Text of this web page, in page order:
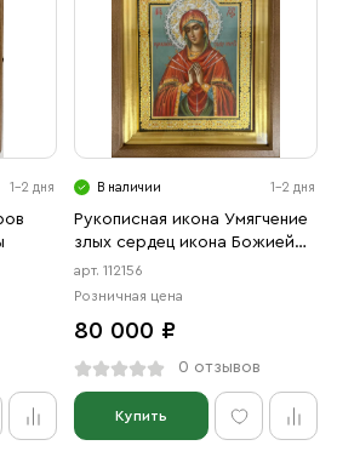
1-2 дня В наличии 1-2 дня
Рукописная икона Умягчение
злых сердец икона Божией
Матери
арт. 112156
Розничная цена
80 000 ₽
0 отзывов
Купить